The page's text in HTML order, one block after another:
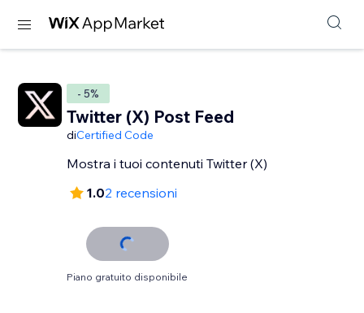
- 5%
Twitter (X) Post Feed
diCertified Code
Mostra i tuoi contenuti Twitter (X)
1.02 recensioni
Piano gratuito disponibile